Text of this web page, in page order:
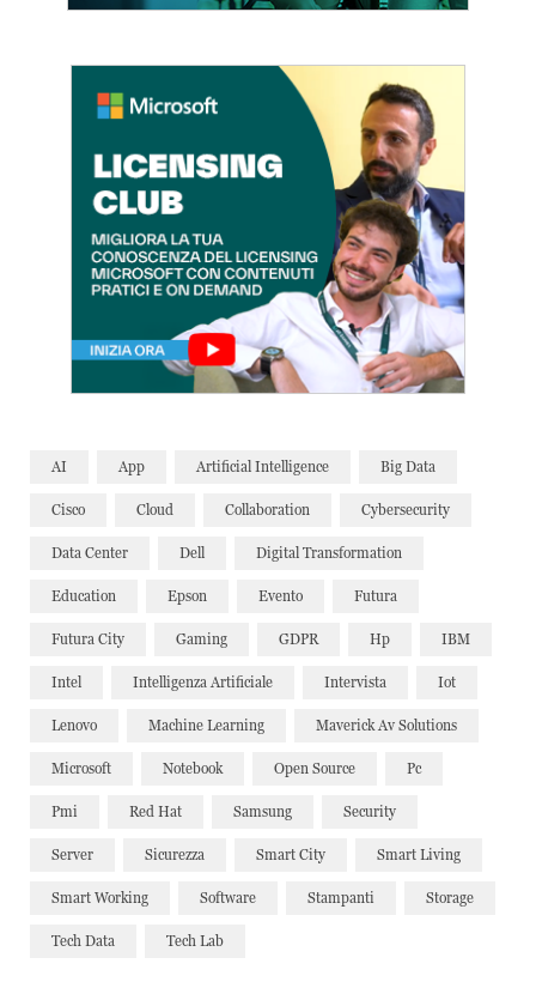
AI App Artificial Intelligence Big Data
Cisco Cloud Collaboration Cybersecurity
Data Center Dell Digital Transformation
Education Epson Evento Futura
Futura City Gaming GDPR Hp IBM
Intel Intelligenza Artificiale Intervista Iot
Lenovo Machine Learning Maverick Av Solutions
Microsoft Notebook Open Source Pc
Pmi Red Hat Samsung Security
Server Sicurezza Smart City Smart Living
Smart Working Software Stampanti Storage
Tech Data Tech Lab